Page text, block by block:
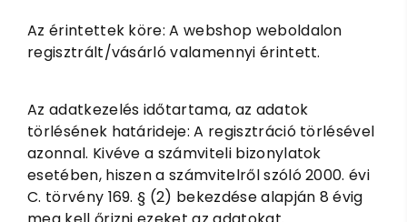
Az érintettek köre: A webshop weboldalon
regisztrált/vásárló valamennyi érintett.
Az adatkezelés időtartama, az adatok
törlésének határideje: A regisztráció törlésével
azonnal. Kivéve a számviteli bizonylatok
esetében, hiszen a számvitelről szóló 2000. évi
C. törvény 169. § (2) bekezdése alapján 8 évig